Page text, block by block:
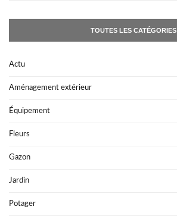
TOUTES LES CATÉGORIES
Actu
Aménagement extérieur
Équipement
Fleurs
Gazon
Jardin
Potager